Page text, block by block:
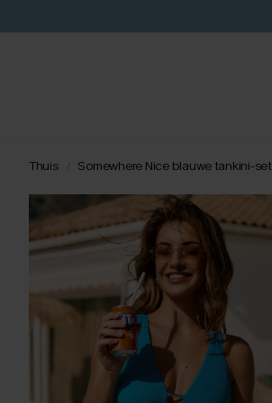
Thuis Somewhere Nice blauwe tankini-set